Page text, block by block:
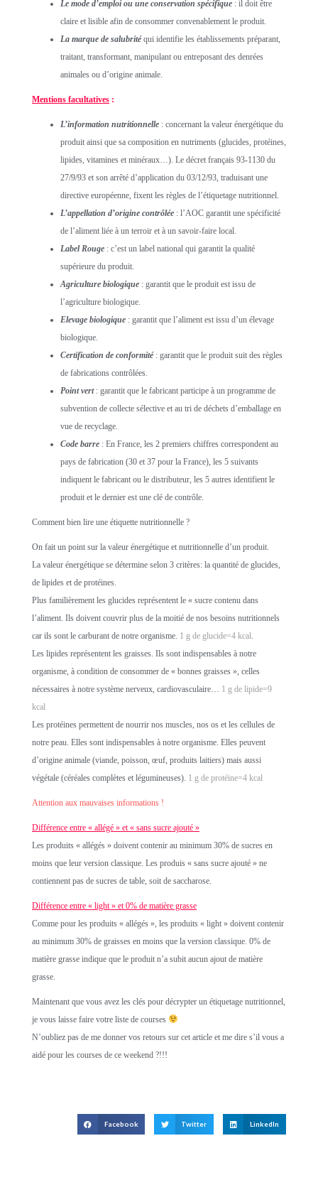
Le mode d’emploi ou une conservation spécifique : il doit être
claire et lisible afin de consommer convenablement le produit.
La marque de salubritéqui identifie les établissements préparant,
traitant, transformant, manipulant ou entreposant des denrées
animales ou d’origine animale.
Mentions facultatives :
L’information nutritionnelle : concernant la valeur énergétique du
produit ainsi que sa composition en nutriments (glucides, protéines,
lipides, vitamines et minéraux…). Le décret français 93-1130 du
27/9/93 et son arrêté d’application du 03/12/93, traduisant une
directive européenne, fixent les règles de l’étiquetage nutritionnel.
L’appellation d’origine contrôlée : l’AOC garantit une spécificité
de l’aliment liée à un terroir et à un savoir-faire local.
Label Rouge : c’est un label national qui garantit la qualité
supérieure du produit.
Agriculture biologique : garantit que le produit est issu de
l’agriculture biologique.
Elevage biologique : garantit que l’aliment est issu d’un élevage
biologique.
Certification de conformité : garantit que le produit suit des règles
de fabrications contrôlées.
Point vert : garantit que le fabricant participe à un programme de
subvention de collecte sélective et au tri de déchets d’emballage en
vue de recyclage.
Code barre : En France, les 2 premiers chiffres correspondent au
pays de fabrication (30 et 37 pour la France), les 5 suivants
indiquent le fabricant ou le distributeur, les 5 autres identifient le
produit et le dernier est une clé de contrôle.
Comment bien lire une étiquette nutritionnelle ?
On fait un point sur la valeur énergétique et nutritionnelle d’un produit.
La valeur énergétique se détermine selon 3 critères: la quantité de glucides,
de lipides et de protéines.
Plus familièrement les glucides représentent le « sucre contenu dans
l’aliment. Ils doivent couvrir plus de la moitié de nos besoins nutritionnels
car ils sont le carburant de notre organisme. 1 g de glucide=4 kcal
Les lipides représentent les graisses. Ils sont indispensables à notre
organisme, à condition de consommer de « bonnes graisses », celles
nécessaires à notre système nerveux, cardiovasculaire… 1 g de lipide=9
kcal
Les protéines permettent de nourrir nos muscles, nos os et les cellules de
notre peau. Elles sont indispensables à notre organisme. Elles peuvent
d’origine animale (viande, poisson, œuf, produits laitiers) mais aussi
végétale (céréales complètes et légumineuses). 1 g de protéine=4 kcal
Attention aux mauvaises informations !
Différence entre « allégé » et « sans sucre ajouté »
Les produits « allégés » doivent contenir au minimum 30% de sucres en
moins que leur version classique. Les produis « sans sucre ajouté » ne
contiennent pas de sucres de table, soit de saccharose.
Différence entre « light » et 0% de matière grasse
Comme pour les produits « allégés », les produits « light » doivent contenir
au minimum 30% de graisses en moins que la version classique. 0% de
matière grasse indique que le produit n’a subit aucun ajout de matière
grasse.
Maintenant que vous avez les clés pour décrypter un étiquetage nutritionnel,
je vous laisse faire votre liste de courses
N’oubliez pas de me donner vos retours sur cet article et me dire s’il vous a
aidé pour les courses de ce weekend ?!!!
Facebook Twitter LinkedIn